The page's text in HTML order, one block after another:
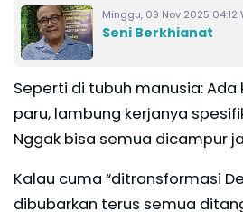
Minggu, 09 Nov 2025 04:12
Seni Berkhianat
Seperti di tubuh manusia:
paru, lambung kerjanya
Nggak bisa semua dicampur
Kalau cuma “ditransformasi
dibubarkan terus semua